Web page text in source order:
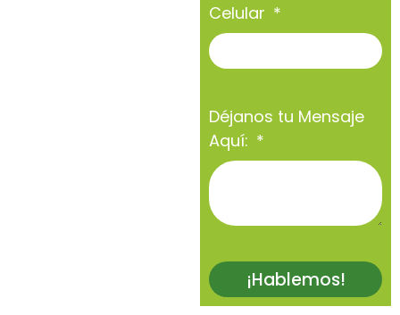
Celular
Déjanos tu Mensaje
Aquí:
¡Hablemos!